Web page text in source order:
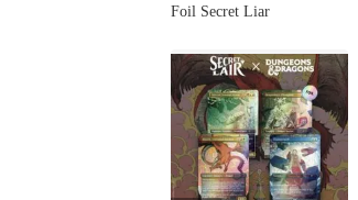
Foil Secret Liar